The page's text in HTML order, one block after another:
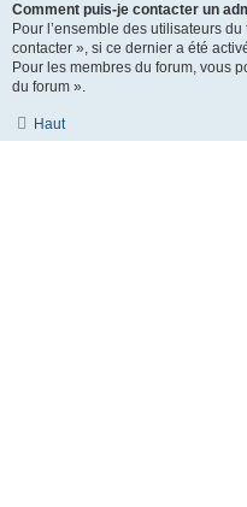
Comment puis-je contacter un
Pour l’ensemble des utilisateurs
contacter », si ce dernier a été
Pour les membres du forum, vous
du forum ».
Haut